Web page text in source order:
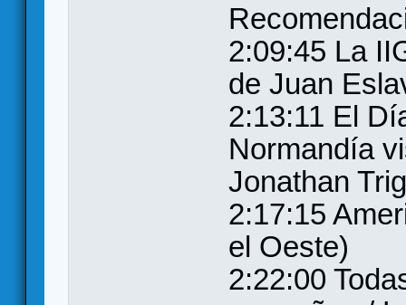
2:09:45 La
de Juan
2:13:11 El
Normandía
Jonathan
2:17:15
el Oeste)
2:22:00